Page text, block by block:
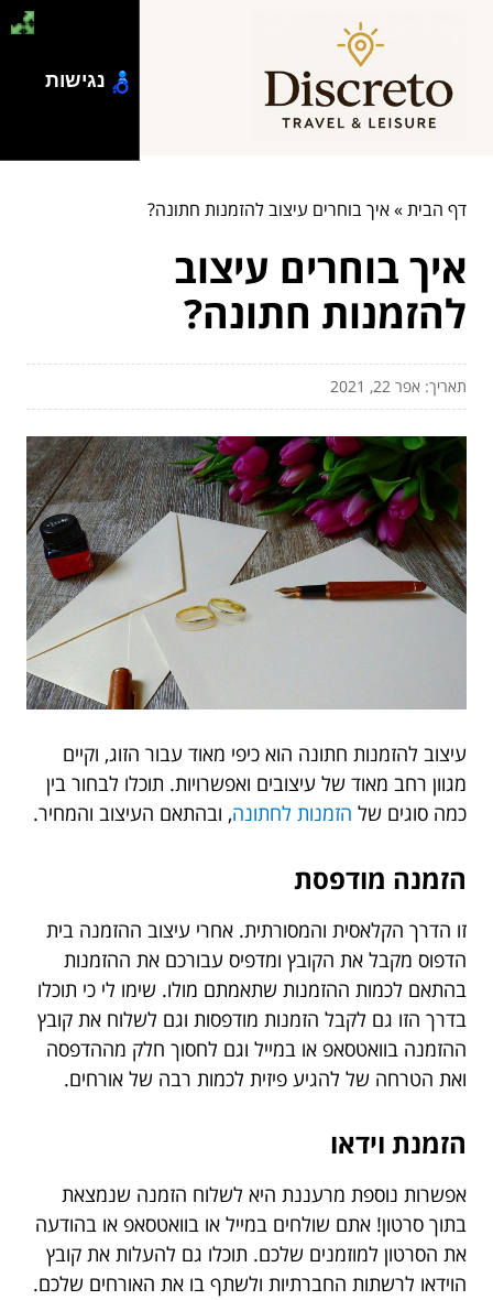
דף הבית»איך בוחרים עיצוב להזמנות חתונה?
איך בוחרים עיצוב
להזמנות חתונה?
תאריך: אפר 22, 2021
עיצוב להזמנות חתונה הוא כיפי מאוד עבור הזוג, וקיים
מגוון רחב מאוד של עיצובים ואפשרויות. תוכלו לבחור בין
כמה סוגים של הזמנות לחתונה, ובהתאם העיצוב והמחיר.
הזמנה מודפסת
זו הדרך הקלאסית והמסורתית. אחרי עיצוב ההזמנה בית
הדפוס מקבל את הקובץ ומדפיס עבורכם את ההזמנות
בהתאם לכמות ההזמנות שתאמתם מולו. שימו לי כי תוכלו
בדרך הזו גם לקבל הזמנות מודפסות וגם לשלוח את קובץ
ההזמנה בוואטסאפ או במייל וגם לחסוך חלק מההדפסה
ואת הטרחה של להגיע פיזית לכמות רבה של אורחים.
הזמנת וידאו
אפשרות נוספת מרעננת היא לשלוח הזמנה שנמצאת
בתוך סרטון! אתם שולחים במייל או בוואטסאפ או בהודעה
את הסרטון למוזמנים שלכם. תוכלו גם להעלות את קובץ
הוידאו לרשתות החברתיות ולשתף בו את האורחים שלכם.
נגישות